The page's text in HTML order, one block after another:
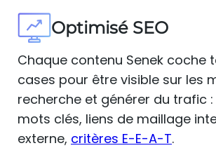
Optimisé SEO
Chaque contenu Senek coche
cases pour être visible sur les
recherche et générer du trafic
mots clés, liens de maillage
externe, critères E-E-A-T.